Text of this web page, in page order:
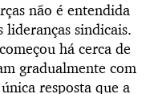
não é entendida
lideranças sindicais.
há cerca de
gradualmente com
resposta que a